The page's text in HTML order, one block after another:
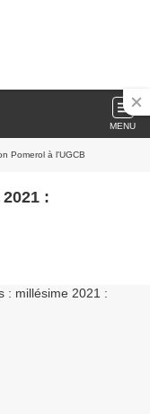
MENU
Pomerol à l'UGCB
: